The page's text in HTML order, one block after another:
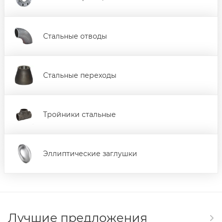
Стальные отводы
Стальные переходы
Тройники стальные
Эллиптические заглушки
Лучшие предложения